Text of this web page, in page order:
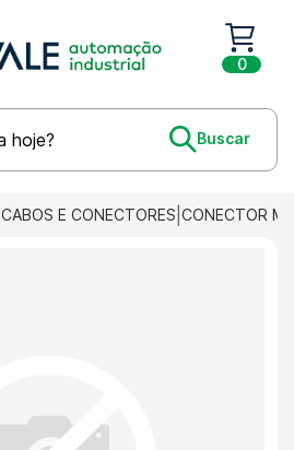
0
CABOS E CONECTORES CONECTOR